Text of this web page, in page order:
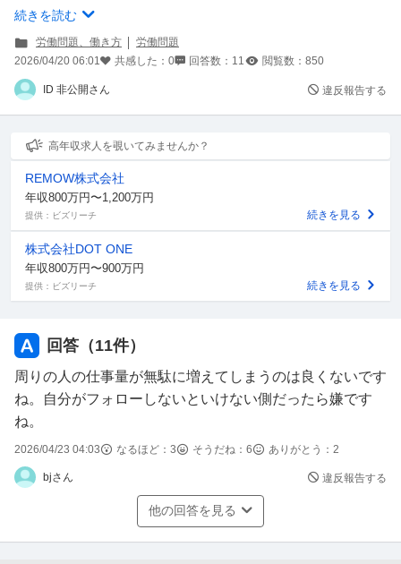
か、私の引継ぎが足りてないだの私の足りてない部分、至
た。
ただ、その移動先の仕事がすごく業務量が少なく、単調で
やりがいはほとんどないです。
もともといた部署長が勝手に決めたので、異動先の部署長
も「何をやってもらおう・・・」って感じで移動したはい
いものの逆にこちらが申し訳ないです。
移動してから毎日やりがいもなく暇です。
この扱いって普通なんでしょうか？
続きを読む
労働問題、働き方
労働問題
2026/04/20 06:01
共感した： 0 回答数： 11 閲覧数： 850
ID 非公開さん 違反報告する
高年収求人を覗いてみませんか？
REMOW株式会社
年収800万円〜1,200万円
提供：ビズリーチ 続きを見る
株式会社DOT ONE
年収800万円〜900万円
提供：ビズリーチ 続きを見る
回答（11件）
周りの人の仕事量が無駄に増えてしまうのは良くないです
ね。自分がフォローしないといけない側だったら嫌です
ね。
2026/04/23 04:03 なるほど： 3 そうだね： 6 ありがとう： 2
bjさん 違反報告する
他の回答を見る